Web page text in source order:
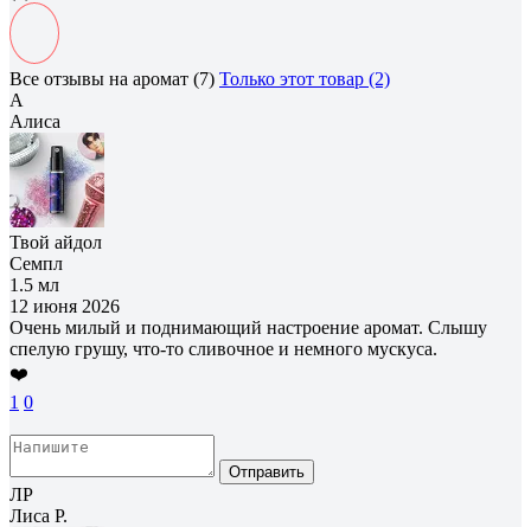
Все отзывы на аромат (7) Только этот товар (2)
А
Алиса
Твой айдол
Семпл
1.5 мл
12 июня 2026
Очень милый и поднимающий настроение аромат. Слышу
спелую грушу, что-то сливочное и немного мускуса.
❤️
1 0
Отправить
ЛР
Лиса Р.